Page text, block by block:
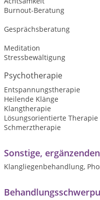
Burnout-Beratung
Gesprächsberatung
Meditation
Stressbewältigung
Psychotherapie
Entspannungstherapie
Heilende Klänge
Klangtherapie
Lösungsorientierte Therapie
Schmerztherapie
Sonstige,
Klangliegenbehandlung,